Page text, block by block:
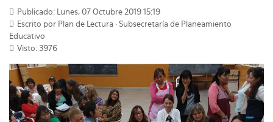
Publicado: Lunes, 07 Octubre 2019 15:19
Escrito por Plan de Lectura · Subsecretaría de Planeamiento
Educativo
Visto: 3976